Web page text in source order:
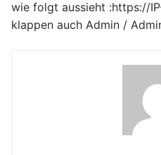
wie folgt aussieht :https://
klappen auch Admin /